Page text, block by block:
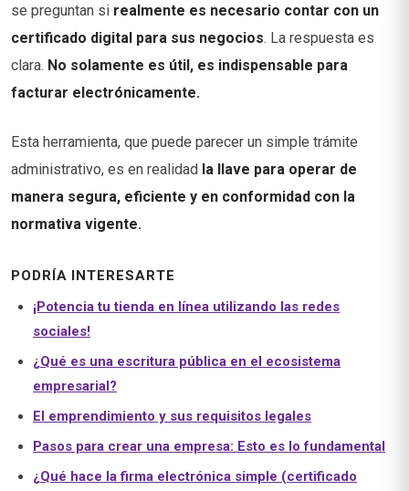
se preguntan si realmente es necesario contar con un
certificado digital para sus negocios. La respuesta es
clara. No solamente es útil, es indispensable para
facturar electrónicamente.
Esta herramienta, que puede parecer un simple trámite
administrativo, es en realidad la llave para operar de
manera segura, eficiente y en conformidad con la
normativa vigente.
PODRÍA INTERESARTE
¡Potencia tu tienda en línea utilizando las redes
sociales!
¿Qué es una escritura pública en el ecosistema
empresarial?
El emprendimiento y sus requisitos legales
Pasos para crear una empresa: Esto es lo fundamental
¿Qué hace la firma electrónica simple (certificado